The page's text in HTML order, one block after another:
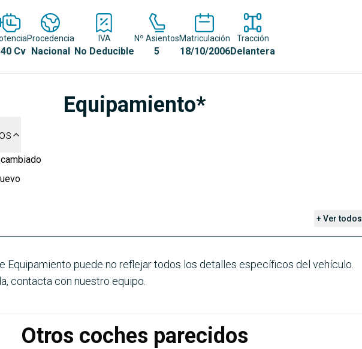
Cv
Procedencia
Nacional
IVA
No Deducible
Nº Asientos
5
Matriculación
18/10/2006
Tracción
Delantera
Equipamiento*
+ Ver todos
Equipamiento puede no reflejar todos los detalles específicos del vehículo.
contacta con nuestro equipo.
Otros coches parecidos